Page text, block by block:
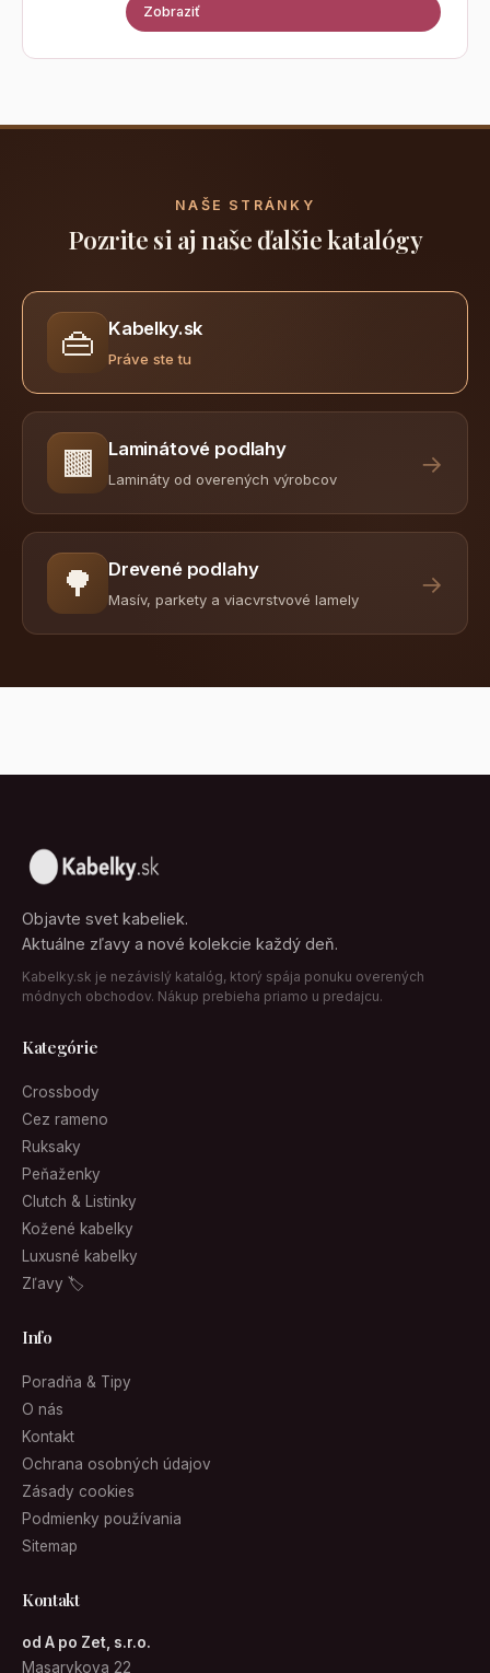
Zobraziť
NAŠE STRÁNKY
Pozrite si aj naše ďalšie katalógy
👜 Kabelky.sk
Práve ste tu
🟫 Laminátové podlahy
Lamináty od overených výrobcov
→
🌳 Drevené podlahy
Masív, parkety a viacvrstvové lamely
→
Objavte svet kabeliek.
Aktuálne zľavy a nové kolekcie každý deň.
Kabelky.sk je nezávislý katalóg, ktorý spája ponuku overených
módnych obchodov. Nákup prebieha priamo u predajcu.
Kategórie
Crossbody
Cez rameno
Ruksaky
Peňaženky
Clutch & Listinky
Kožené kabelky
Luxusné kabelky
Zľavy 🏷
Info
Poradňa & Tipy
O nás
Kontakt
Ochrana osobných údajov
Zásady cookies
Podmienky používania
Sitemap
Kontakt
od A po Zet, s.r.o.
Masarykova 22